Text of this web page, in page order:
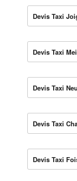
Devis Taxi
Devis Taxi
Devis Taxi
Devis Taxi
Devis Taxi